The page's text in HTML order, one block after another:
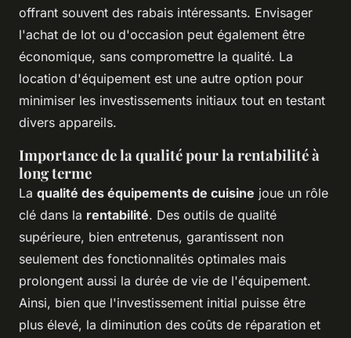
offrant souvent des rabais intéressants. Envisager
l'achat de lot ou d'occasion peut également être
économique, sans compromettre la qualité. La
location d'équipement est une autre option pour
minimiser les investissements initiaux tout en testant
divers appareils.
Importance de la qualité pour la rentabilité à
long terme
La qualité des équipements de cuisine joue un rôle
clé dans la rentabilité. Des outils de qualité
supérieure, bien entretenus, garantissent non
seulement des fonctionnalités optimales mais
prolongent aussi la durée de vie de l'équipement.
Ainsi, bien que l'investissement initial puisse être
plus élevé, la diminution des coûts de réparation et